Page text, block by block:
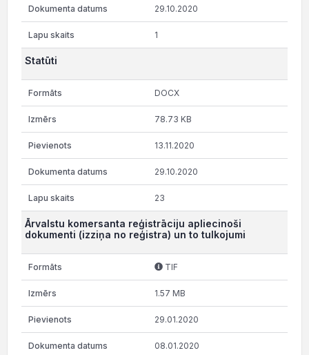
29.10.2020
1
Statūti
DOCX
78.73 KB
13.11.2020
29.10.2020
23
Ārvalstu komersanta reģistrāciju apliecinoši
dokumenti (izziņa no reģistra) un to tulkojumi
TIF
1.57 MB
29.01.2020
08.01.2020